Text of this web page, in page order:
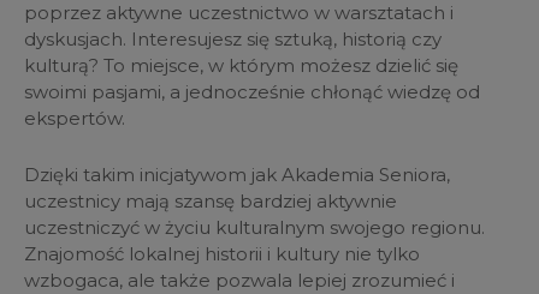
poprzez aktywne uczestnictwo w warsztatach i
dyskusjach. Interesujesz się sztuką, historią czy
kulturą? To miejsce, w którym możesz dzielić się
swoimi pasjami, a jednocześnie chłonąć wiedzę od
ekspertów.
Dzięki takim inicjatywom jak Akademia Seniora,
uczestnicy mają szansę bardziej aktywnie
uczestniczyć w życiu kulturalnym swojego regionu.
Znajomość lokalnej historii i kultury nie tylko
wzbogaca, ale także pozwala lepiej zrozumieć i